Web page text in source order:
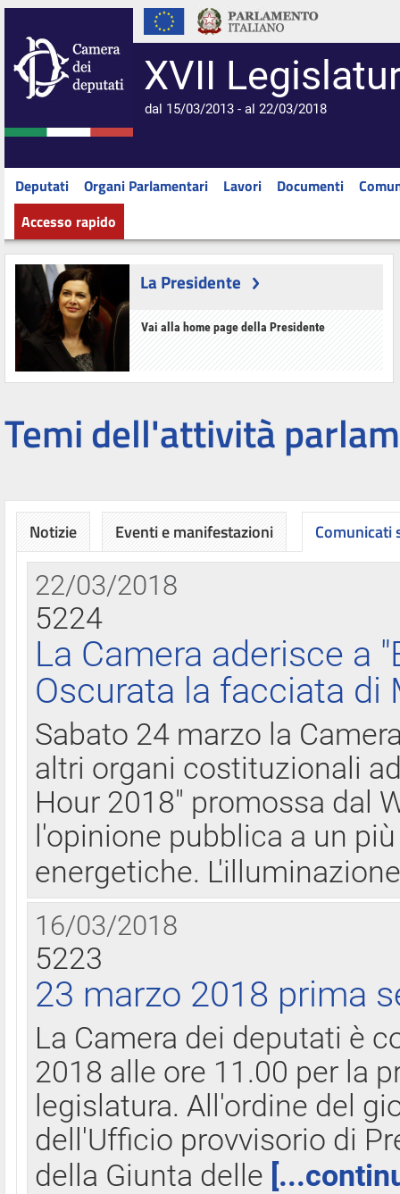
XVII
dal 15/03/2013 - al 22/03/2018
Deputati Organi Parlamentari Lavori Documenti
Accesso rapido
La Presidente
Vai alla home page della Presidente
Temi dell'attività
Notizie Eventi e manifestazioni Comunicati
22/03/2018
5224
La Camera aderisce a
Oscurata la facciata di
Sabato 24 marzo la
altri organi costituzionali
Hour 2018" promossa dal
l'opinione pubblica a un
energetiche.
16/03/2018
5223
23 marzo 2018 prima
La Camera dei deputati è
2018 alle ore 11.00 per la
legislatura. All'ordine del
dell'Ufficio provvisorio di
della Giunta delle